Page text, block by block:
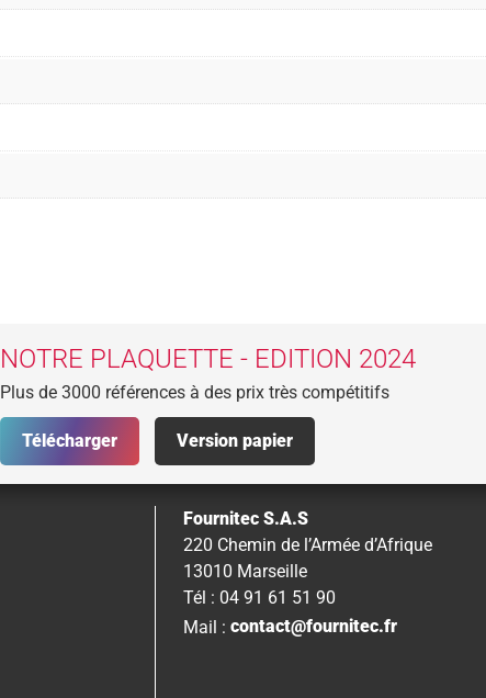
NOTRE PLAQUETTE - EDITION 2024
Plus de 3000 références à des prix très compétitifs
Télécharger Version papier
Fournitec S.A.S
220 Chemin de l’Armée d’Afrique
13010 Marseille
Tél : 04 91 61 51 90
Mail : contact@fournitec.fr